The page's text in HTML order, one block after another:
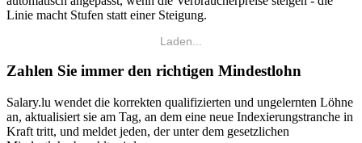
Linie macht Stufen statt einer Steigung.
Laden...
Zahlen Sie immer den richtigen Mindestlohn
Salary.lu wendet die korrekten qualifizierten und ungelernten Löhne
an, aktualisiert sie am Tag, an dem eine neue Indexierungstranche in
Kraft tritt, und meldet jeden, der unter dem gesetzlichen